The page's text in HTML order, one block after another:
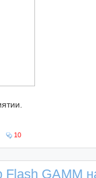
10
Flash GAMM